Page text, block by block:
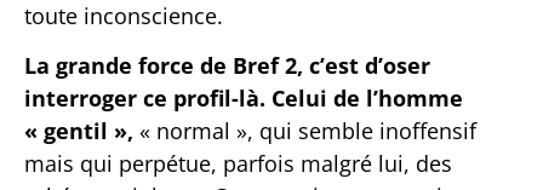
toute inconscience.
La grande force de Bref 2, c’est d’oser
interroger ce profil-là. Celui de l’homme
« gentil », « normal », qui semble inoffensif
mais qui perpétue, parfois malgré lui, des